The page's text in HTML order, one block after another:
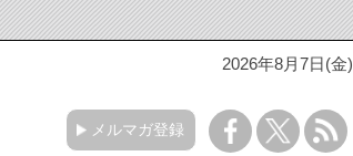
2026年8月7日(金)
メルマガ登録